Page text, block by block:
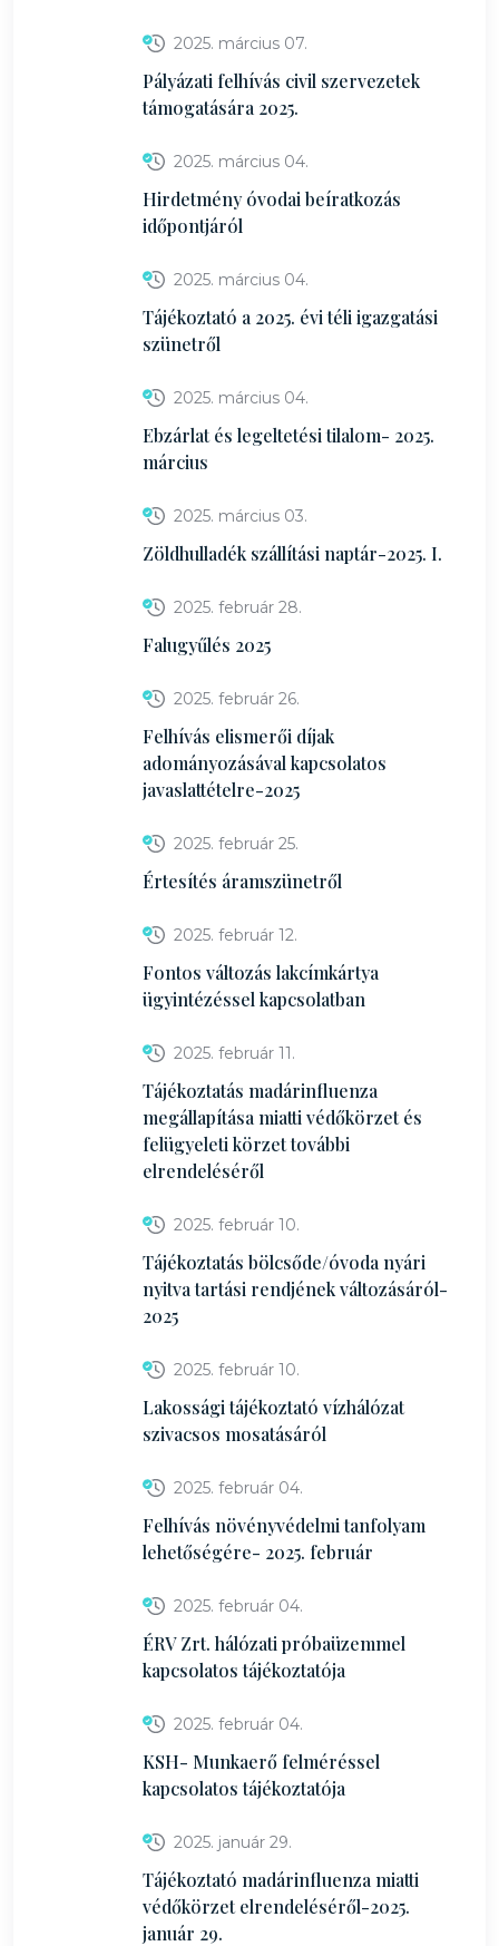
2025. március 07.
Pályázati felhívás civil szervezetek
támogatására 2025.
2025. március 04.
Hirdetmény óvodai beíratkozás
időpontjáról
2025. március 04.
Tájékoztató a 2025. évi téli igazgatási
szünetről
2025. március 04.
Ebzárlat és legeltetési tilalom- 2025.
március
2025. március 03.
Zöldhulladék szállítási naptár-2025. I.
2025. február 28.
Falugyűlés 2025
2025. február 26.
Felhívás elismerői díjak
adományozásával kapcsolatos
javaslattételre-2025
2025. február 25.
Értesítés áramszünetről
2025. február 12.
Fontos változás lakcímkártya
ügyintézéssel kapcsolatban
2025. február 11.
Tájékoztatás madárinfluenza
megállapítása miatti védőkörzet és
felügyeleti körzet további
elrendeléséről
2025. február 10.
Tájékoztatás bölcsőde/óvoda nyári
nyitva tartási rendjének változásáról-
2025
2025. február 10.
Lakossági tájékoztató vízhálózat
szivacsos mosatásáról
2025. február 04.
Felhívás növényvédelmi tanfolyam
lehetőségére- 2025. február
2025. február 04.
ÉRV Zrt. hálózati próbaüzemmel
kapcsolatos tájékoztatója
2025. február 04.
KSH- Munkaerő felméréssel
kapcsolatos tájékoztatója
2025. január 29.
Tájékoztató madárinfluenza miatti
védőkörzet elrendeléséről-2025.
január 29.